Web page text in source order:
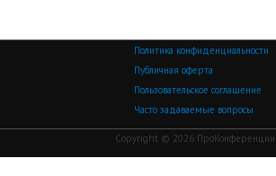
Политика конфиденциальности
Публичная оферта
Пользовательское соглашение
Часто задаваемые вопросы
Copyright © 2026